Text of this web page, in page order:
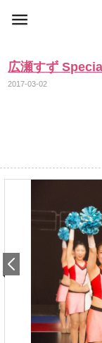
広瀬すず
2017-03-02